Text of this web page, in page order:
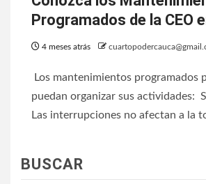
Programados de la CEO
4 meses atrás
Los mantenimientos programados
puedan organizar sus actividades:
Las interrupciones no afectan a la
BUSCAR